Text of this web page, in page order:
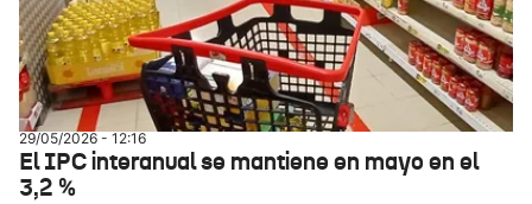
29/05/2026 - 12:16
El IPC interanual se mantiene en mayo en el
3,2 %